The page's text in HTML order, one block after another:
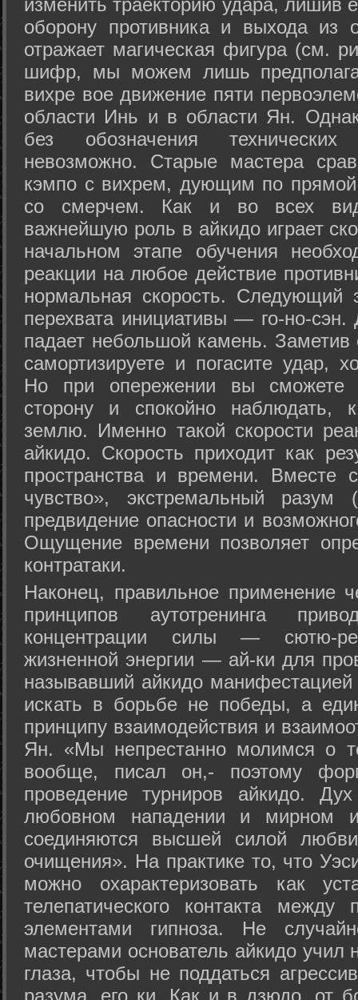
оборону противника и выхода из
отражает магическая фигура (см.
шифр, мы можем лишь
вихре вое движение пяти
области Инь и в области Ян.
без обозначения
невозможно. Старые мастера
кэмпо с вихрем, дующим по
со смерчем. Как и во всех
важнейшую роль в айкидо играет
начальном этапе обучения
реакции на любое действие
нормальная скорость.
перехвата инициативы — го-но-
падает небольшой камень.
самортизируете и погасите удар,
Но при опережении вы сможете
сторону и спокойно наблюдать,
землю. Именно такой скорости
айкидо. Скорость приходит как
пространства и времени. Вместе
чувство», экстремальный разум
предвидение опасности и
Ощущение времени позволяет
контратаки.
Наконец, правильное применение
принципов аутотренинга
концентрации силы — сютю-
жизненной энергии — ай-ки для
называвший айкидо
искать в борьбе не победы, а
принципу взаимодействия и
Ян. «Мы непрестанно молимся о
вообще, писал он,- поэтому
проведение турниров айкидо.
любовном нападении и мирном
соединяются высшей силой
очищения». На практике то, что
можно охарактеризовать как
телепатического контакта между
элементами гипноза. Не
мастерами основатель айкидо учил
глаза, чтобы не поддаться
разума, его ки. Как и в дзюдо, от